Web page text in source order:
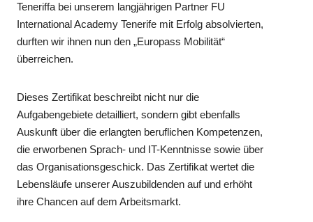
Teneriffa bei unserem langjährigen Partner FU
International Academy Tenerife mit Erfolg absolvierten,
durften wir ihnen nun den „Europass Mobilität“
überreichen.
Dieses Zertifikat beschreibt nicht nur die
Aufgabengebiete detailliert, sondern gibt ebenfalls
Auskunft über die erlangten beruflichen Kompetenzen,
die erworbenen Sprach- und IT-Kenntnisse sowie über
das Organisationsgeschick. Das Zertifikat wertet die
Lebensläufe unserer Auszubildenden auf und erhöht
ihre Chancen auf dem Arbeitsmarkt.